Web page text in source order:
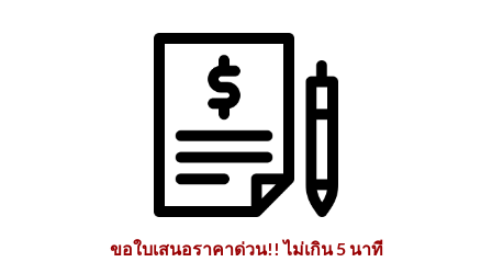
ขอใบเสนอราคาด่วน!! ไม่เกิน 5 นาที